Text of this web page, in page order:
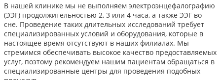
В нашей клинике мы не выполняем электроэнцефалографию
(ЭЭГ) продолжительностью 2, 3 или 4 часа, а также ЭЭГ во
сне. Проведение таких длительных исследований требует
специализированных условий и оборудования, которые в
настоящее время отсутствуют в наших филиалах. Мы
стремимся обеспечивать высокое качество предоставляемых
услуг, поэтому рекомендуем нашим пациентам обращаться в
специализированные центры для проведения подобных